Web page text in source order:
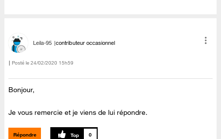
Leila-95 contributeur occasionnel
Posté le ‎24/02/2020 15h59
Bonjour,
Je vous remercie et je viens de lui répondre.
Répondre 0